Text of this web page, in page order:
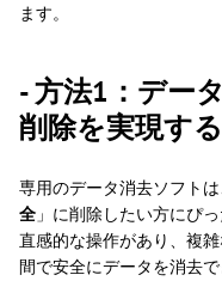
ます。
- 方法1：デー
削除を実現する
専用のデータ消去ソフト
全 」に削除したい方にぴ
直感的な操作があり、複
間で安全にデータを消去